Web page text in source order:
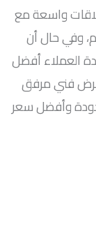
واسعة مع
وفي حال أن
العملاء أفضل
فني مرفق
وأفضل سعر